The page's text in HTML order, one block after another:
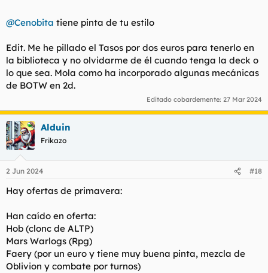
@Cenobita tiene pinta de tu estilo
Edit. Me he pillado el Tasos por dos euros para tenerlo en
la biblioteca y no olvidarme de él cuando tenga la deck o
lo que sea. Mola como ha incorporado algunas mecánicas
de BOTW en 2d.
Editado cobardemente: 27 Mar 2024
Alduin
Frikazo
2 Jun 2024 #18
Hay ofertas de primavera:
Han caído en oferta:
Hob (clonc de ALTP)
Mars Warlogs (Rpg)
Faery (por un euro y tiene muy buena pinta, mezcla de
Oblivion y combate por turnos)